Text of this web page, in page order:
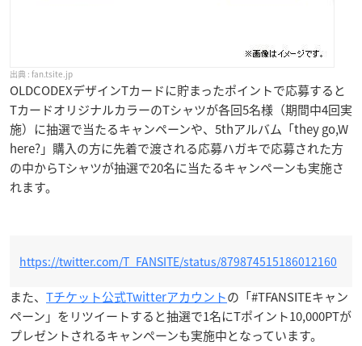
fan.tsite.jp
OLDCODEXデザインTカードに貯まったポイントで応募すると
TカードオリジナルカラーのTシャツが各回5名様（期間中4回実
施）に抽選で当たるキャンペーンや、5thアルバム「they go,W
here?」購入の方に先着で渡される応募ハガキで応募された方
の中からTシャツが抽選で20名に当たるキャンペーンも実施さ
れます。
https://twitter.com/T_FANSITE/status/879874515186012160
また、 Tチケット公式Twitterアカウントの「#TFANSITEキャン
ペーン」をリツイートすると抽選で1名にTポイント10,000PTが
プレゼントされるキャンペーンも実施中となっています。